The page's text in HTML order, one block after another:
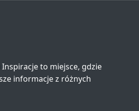
Inspiracje to miejsce, gdzie
informacje z różnych